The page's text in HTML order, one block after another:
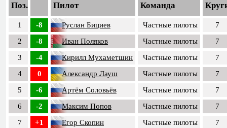
Поз. Пилот Команда
1 -8 Руслан Бициев Частные пилоты
7
2
-8 Иван Поляков Частные пилоты
7
3
-4 Кирилл Мухаметшин Частные пилоты
7
4
0 Александр Лауш Частные пилоты
7
5
-6 Артём Соловьёв Частные пилоты
7
6
-2 Максим Попов Частные пилоты
7
7
+1 Егор Скопин Частные пилоты
7